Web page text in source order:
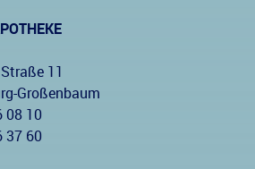
11
Großenbaum
08 10
37 60